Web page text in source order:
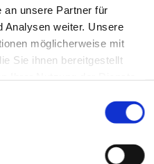
an unsere Partner für
Analysen weiter. Unsere
möglicherweise mit
Sie ihnen bereitgestellt